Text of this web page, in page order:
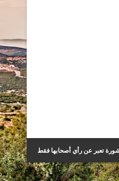
تعبر عن رأي أصحابها فقط